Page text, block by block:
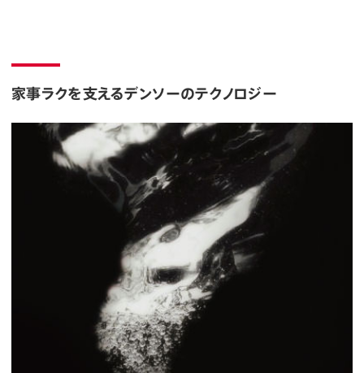
家事ラクを支えるデンソーのテクノロジー